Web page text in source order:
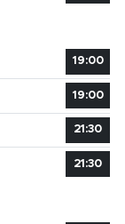
19:00
19:00
21:30
21:30